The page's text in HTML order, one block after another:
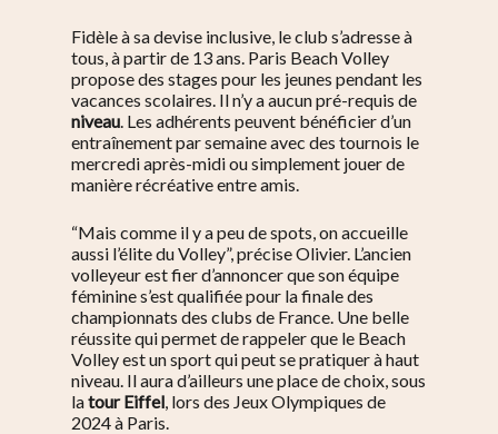
Fidèle à sa devise inclusive, le club s’adresse à
tous, à partir de 13 ans. Paris Beach Volley
propose des stages pour les jeunes pendant les
vacances scolaires. Il n’y a aucun pré-requis de
niveau. Les adhérents peuvent bénéficier d’un
entraînement par semaine avec des tournois le
mercredi après-midi ou simplement jouer de
manière récréative entre amis.
“Mais comme il y a peu de spots, on accueille
aussi l’élite du Volley”, précise Olivier. L’ancien
volleyeur est fier d’annoncer que son équipe
féminine s’est qualifiée pour la finale des
championnats des clubs de France. Une belle
réussite qui permet de rappeler que le Beach
Volley est un sport qui peut se pratiquer à haut
niveau. Il aura d’ailleurs une place de choix, sous
latour Eiffel, lors des Jeux Olympiques de
2024 à Paris.